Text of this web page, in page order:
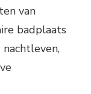
van
badplaats